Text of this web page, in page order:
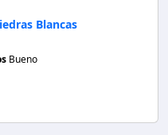
Blancas
Bueno